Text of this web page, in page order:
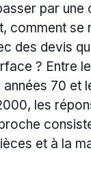
par une
comment se
des devis
? Entre
années 70 et
les
et à la